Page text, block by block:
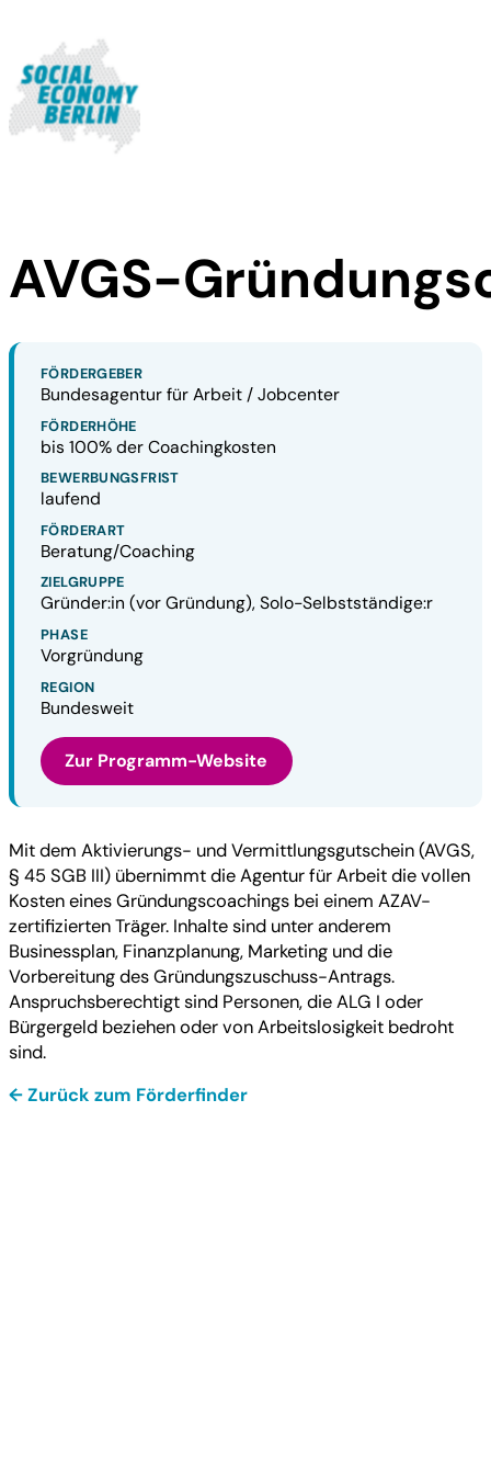
AVGS-
FÖRDERGEBER
Bundesagentur für Arbeit / Jobcenter
FÖRDERHÖHE
bis 100% der Coachingkosten
BEWERBUNGSFRIST
laufend
FÖRDERART
Beratung/Coaching
ZIELGRUPPE
Gründer:in (vor Gründung), Solo-Selbstständige:r
PHASE
Vorgründung
REGION
Bundesweit
Zur Programm-Website
Mit dem Aktivierungs- und Vermittlungsgutschein (AVGS,
§ 45 SGB III) übernimmt die Agentur für Arbeit die vollen
Kosten eines Gründungscoachings bei einem AZAV-
zertifizierten Träger. Inhalte sind unter anderem
Businessplan, Finanzplanung, Marketing und die
Vorbereitung des Gründungszuschuss-Antrags.
Anspruchsberechtigt sind Personen, die ALG I oder
Bürgergeld beziehen oder von Arbeitslosigkeit bedroht
sind.
← Zurück zum Förderfinder